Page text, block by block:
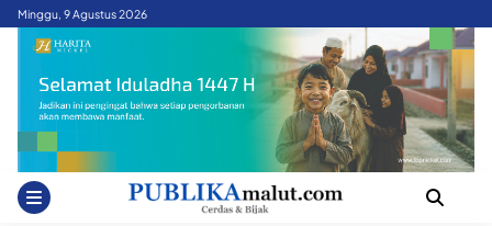
SkipMinggu, 9 Agustus 2026